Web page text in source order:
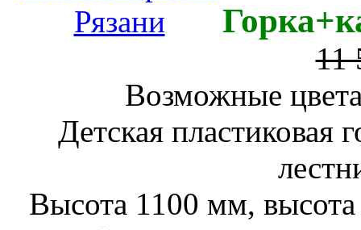
11
Возможные
Детская пластиковая
Высота 1100 мм,